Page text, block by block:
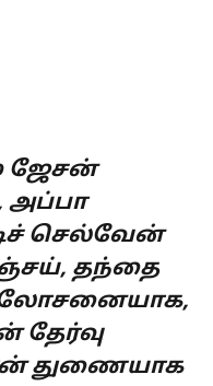
ஜேசன்
அப்பா
செல்வேன்
தந்தை
தேர்வு
துணையாக